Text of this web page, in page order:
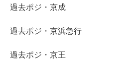
過去ポジ・京成
過去ポジ・京浜急行
過去ポジ・京王